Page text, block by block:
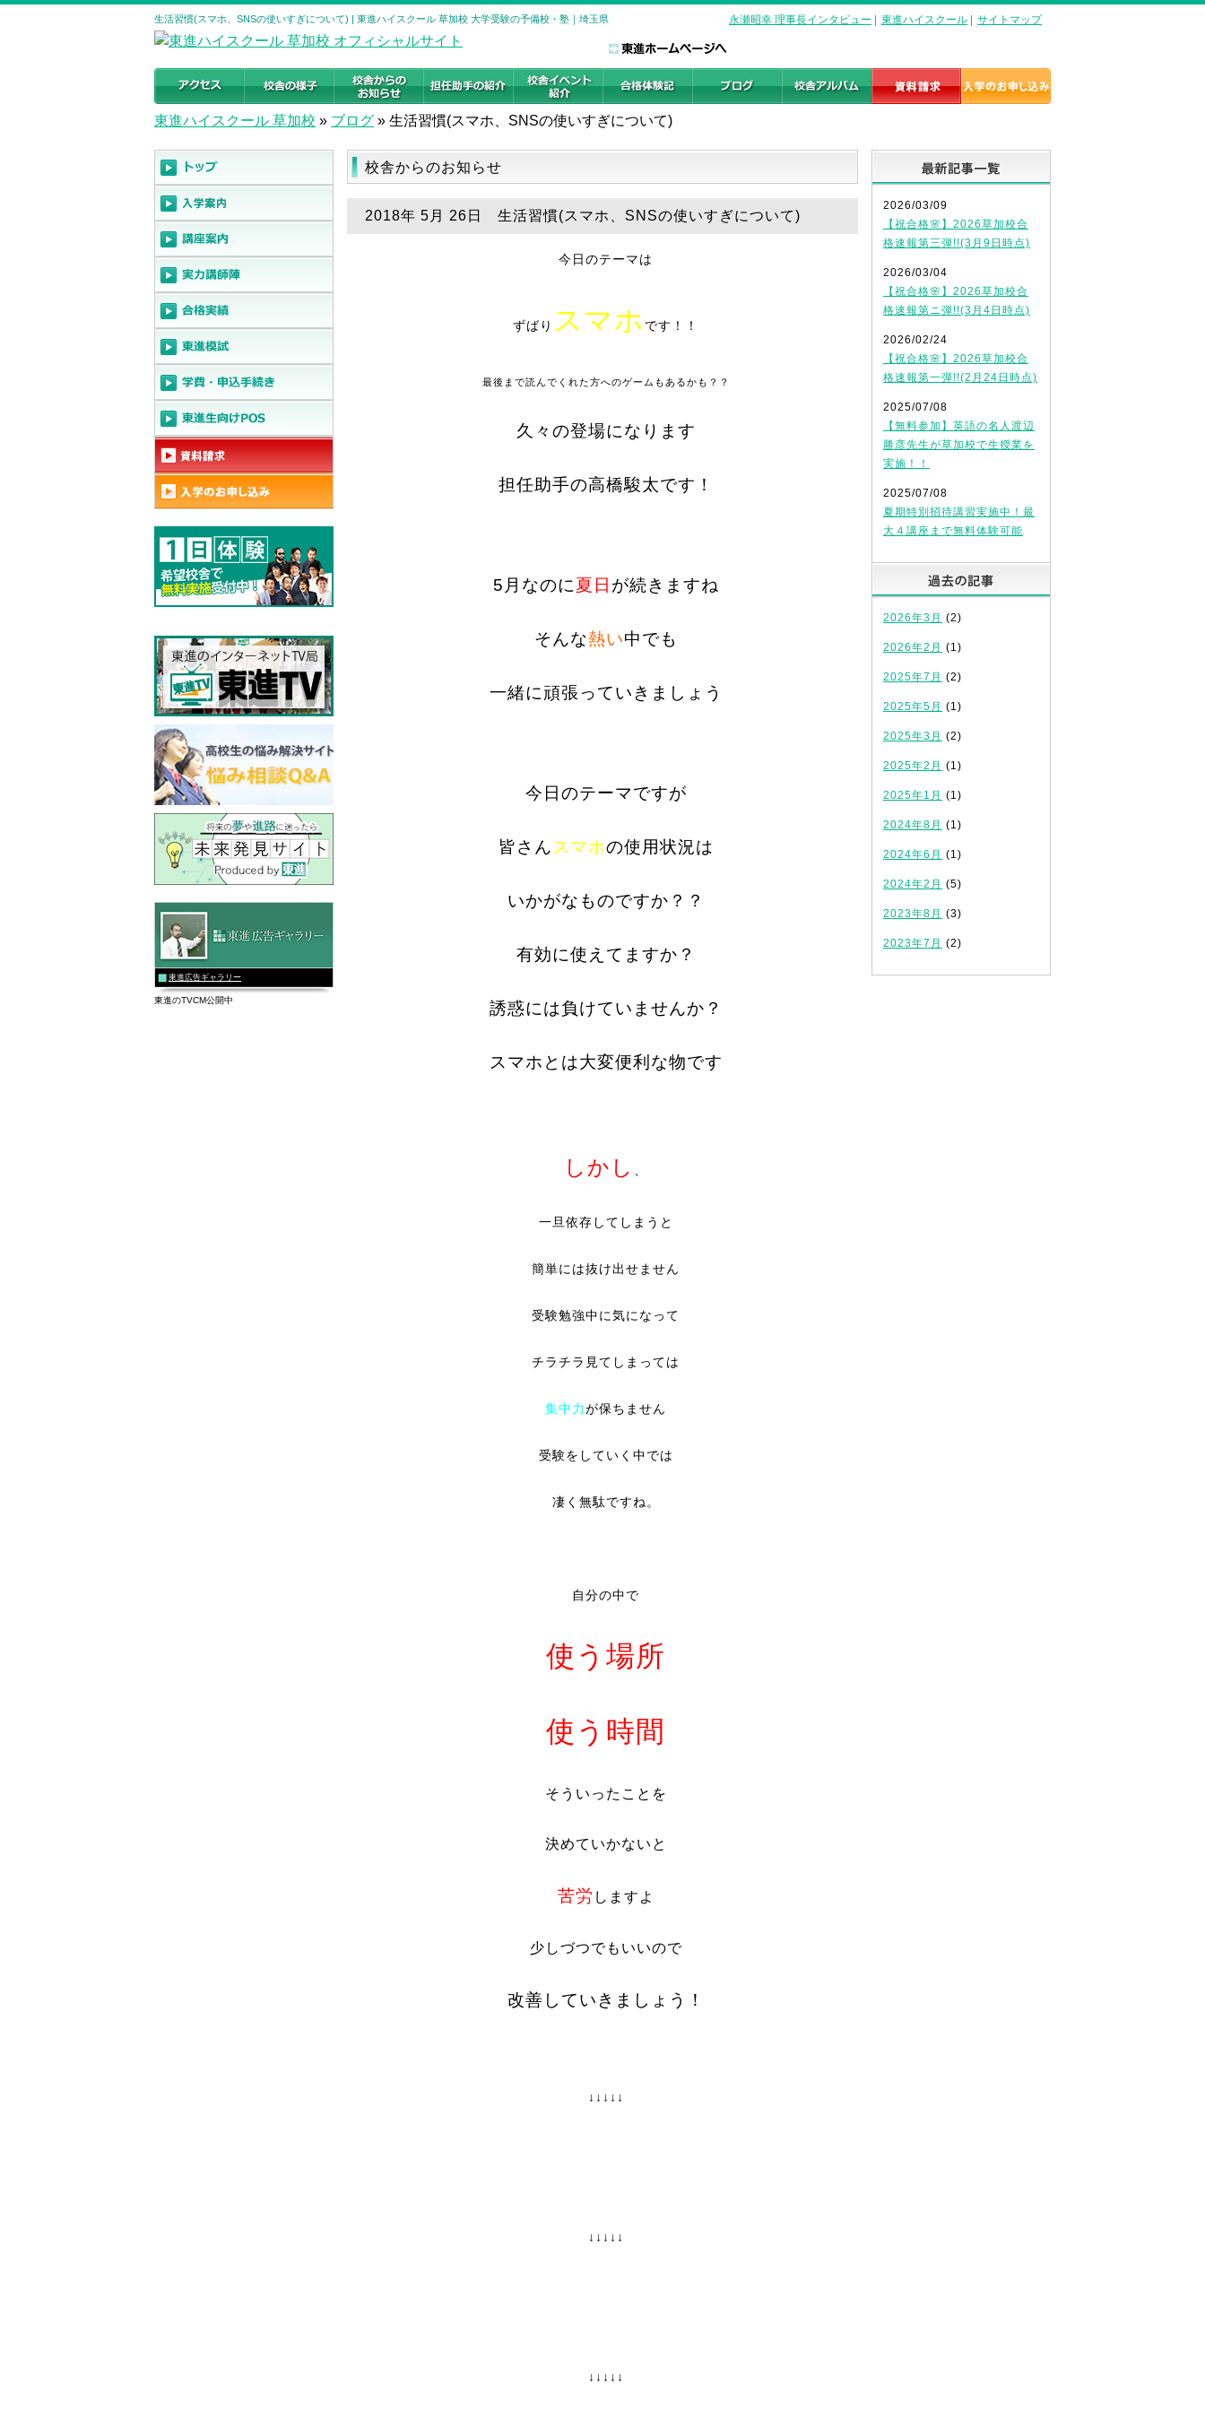
生活習慣(スマホ、SNSの使いすぎについて) | 東進ハイスクール 草加校 大学受験の予備校・塾｜埼玉県 永瀬昭幸 理事長インタビュー 東進ハイスクール サイトマップ
東進ハイスクール 草加校 » ブログ » 生活習慣(スマホ、SNSの使いすぎについて)
校舎からのお知らせ
2018年 5月 26日 生活習慣(スマホ、SNSの使いすぎについて)
今日のテーマは
ずばり スマホ です！！
最後まで読んでくれた方へのゲームもあるかも？？
久々の登場になります
担任助手の高橋駿太です！
5月なのに夏日 が続きますね
そんな熱い中でも
一緒に頑張っていきましょう
今日のテーマですが
皆さん スマホの使用状況は
いかがなものですか？？
有効に使えてますか？
誘惑には負けていませんか？
スマホとは大変便利な物です
しかし
一旦依存してしまうと
簡単には抜け出せません
受験勉強中に気になって
チラチラ見てしまっては
集中力が保ちません
受験をしていく中では
凄く無駄ですね。
自分の中で
使う場所
使う時間
そういったことを
決めていかないと
苦労 しますよ
少しづつでもいいので
改善していきましょう！
↓↓↓↓↓
↓↓↓↓↓
↓↓↓↓↓
2026/03/09
【祝合格🌸】2026草加校合
格速報第三弾!!(3月9日時点)
2026/03/04
【祝合格🌸】2026草加校合
格速報第ニ弾!!(3月4日時点)
2026/02/24
【祝合格🌸】2026草加校合
格速報第一弾!!(2月24日時点)
2025/07/08
【無料参加】英語の名人渡辺
勝彦先生が草加校で生授業を
実施！！
2025/07/08
夏期特別招待講習実施中！最
大４講座まで無料体験可能
2026年3月 (2)
2026年2月 (1)
2025年7月 (2)
2025年5月 (1)
2025年3月 (2)
2025年2月 (1)
2025年1月 (1)
2024年8月 (1)
2024年6月 (1)
2024年2月 (5)
2023年8月 (3)
2023年7月 (2)
東進広告ギャラリー
東進のTVCM公開中